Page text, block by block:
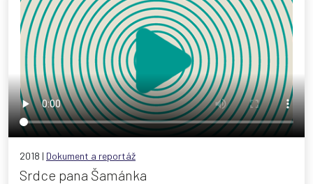
2018 | Dokument a reportáž
Srdce pana Šamánka